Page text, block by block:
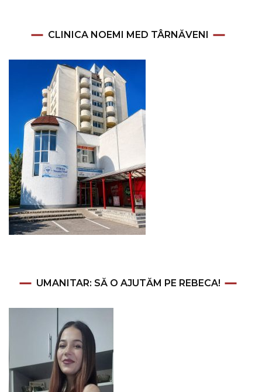
CLINICA NOEMI MED TÂRNĂVENI
UMANITAR: SĂ O AJUTĂM PE REBECA!